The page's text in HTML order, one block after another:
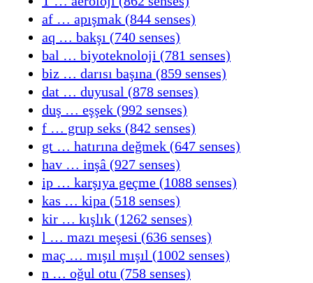
af … apışmak (844 senses)
aq … bakşı (740 senses)
bal … biyoteknoloji (781 senses)
biz … darısı başına (859 senses)
dat … duyusal (878 senses)
duş … eşşek (992 senses)
f … grup seks (842 senses)
gt … hatırına değmek (647 senses)
hav … inşâ (927 senses)
ip … karşıya geçme (1088 senses)
kas … kipa (518 senses)
kir … kışlık (1262 senses)
l … mazı meşesi (636 senses)
maç … mışıl mışıl (1002 senses)
n … oğul otu (758 senses)